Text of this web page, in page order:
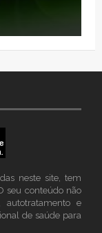
neste site, tem
seu conteúdo não
autotratamento e
de saúde para